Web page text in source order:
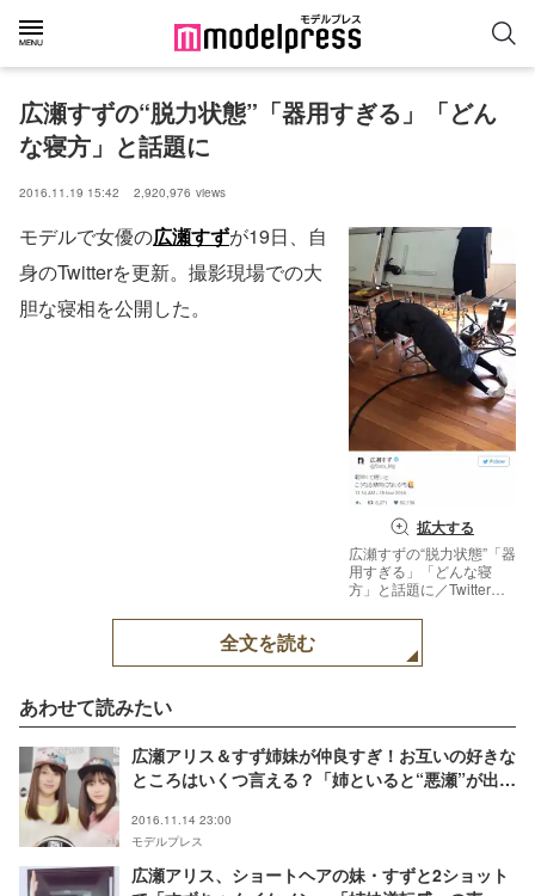
広瀬すずの“脱力状態”「器用すぎる」「どん
な寝方」と話題に
2016.11.19 15:42 2,920,976 views
拡大する
広瀬すずの“脱力状態”「器
用すぎる」「どんな寝
方」と話題に／Twitterよ
モデルで女優の広瀬すずが19日、自
身のTwitterを更新。撮影現場での大
胆な寝相を公開した。
全文を読む
あわせて読みたい
広瀬アリス＆すず姉妹が仲良すぎ！お互いの好きな
ところはいくつ言える？「姉といると“悪瀬”が出て
2016.11.14 23:00
モデルプレス
広瀬アリス、ショートヘアの妹・すずと2ショット